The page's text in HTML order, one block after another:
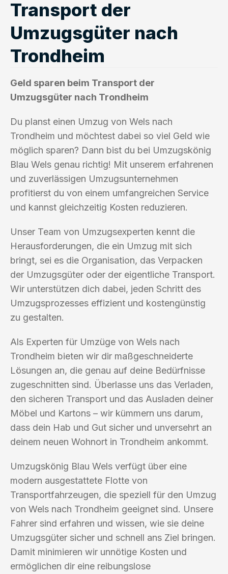
Transport der
Umzugsgüter nach
Trondheim
Geld sparen beim Transport der
Umzugsgüter nach Trondheim
Du planst einen Umzug von Wels nach
Trondheim und möchtest dabei so viel Geld wie
möglich sparen? Dann bist du bei Umzugskönig
Blau Wels genau richtig! Mit unserem erfahrenen
und zuverlässigen Umzugsunternehmen
profitierst du von einem umfangreichen Service
und kannst gleichzeitig Kosten reduzieren.
Unser Team von Umzugsexperten kennt die
Herausforderungen, die ein Umzug mit sich
bringt, sei es die Organisation, das Verpacken
der Umzugsgüter oder der eigentliche Transport.
Wir unterstützen dich dabei, jeden Schritt des
Umzugsprozesses effizient und kostengünstig
zu gestalten.
Als Experten für Umzüge von Wels nach
Trondheim bieten wir dir maßgeschneiderte
Lösungen an, die genau auf deine Bedürfnisse
zugeschnitten sind. Überlasse uns das Verladen,
den sicheren Transport und das Ausladen deiner
Möbel und Kartons – wir kümmern uns darum,
dass dein Hab und Gut sicher und unversehrt an
deinem neuen Wohnort in Trondheim ankommt.
Umzugskönig Blau Wels verfügt über eine
modern ausgestattete Flotte von
Transportfahrzeugen, die speziell für den Umzug
von Wels nach Trondheim geeignet sind. Unsere
Fahrer sind erfahren und wissen, wie sie deine
Umzugsgüter sicher und schnell ans Ziel bringen.
Damit minimieren wir unnötige Kosten und
ermöglichen dir eine reibungslose